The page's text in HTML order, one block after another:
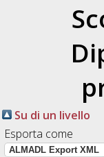
Su di un livello
Esporta come